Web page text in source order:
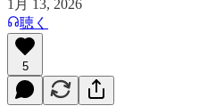
1月 13, 2026
聴く
5